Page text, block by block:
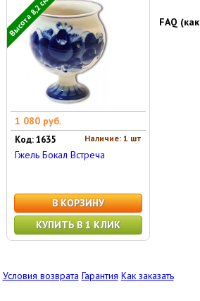
Высота 8,2 см
1 080 руб.
Наличие: 1 шт
Код: 1635
Гжель Бокал Встреча
В КОРЗИНУ
КУПИТЬ В 1 КЛИК
FAQ (как
Условия возврата Гарантия Как заказать